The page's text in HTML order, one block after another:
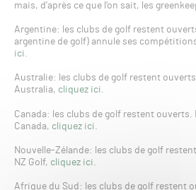
mais, d’après ce que l’on sait, les
Argentine: les clubs de golf restent
argentine de golf) annule ses
ici.
Australie: les clubs de golf restent
Australia, cliquez ici.
Canada: les clubs de golf restent ouverts.
Canada, cliquez ici
Nouvelle-Zélande: les clubs de golf
NZ Golf, cliquez ici.
Afrique du Sud: les clubs de golf restent